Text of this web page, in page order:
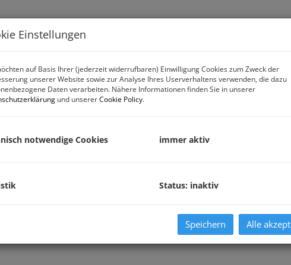
Einstellungen
auf Basis Ihrer (jederzeit widerrufbaren) Einwilligung Cookies zum Zweck der
unserer Website sowie zur Analyse Ihres Userverhaltens verwenden, die dazu
Daten verarbeiten. Nähere Informationen finden Sie in unserer
und unsererCookie Policy.
notwendige Cookies immer aktiv
Status: inaktiv
Speichern Alle